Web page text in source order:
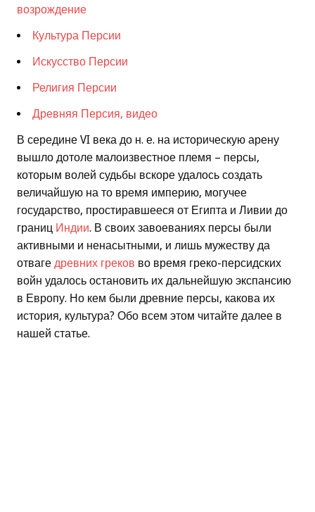
возрождение
Культура Персии
Искусство Персии
Религия Персии
Древняя Персия, видео
В середине VI века до н. е. на историческую арену
вышло дотоле малоизвестное племя – персы,
которым волей судьбы вскоре удалось создать
величайшую на то время империю, могучее
государство, простиравшееся от Египта и Ливии до
границ Индии. В своих завоеваниях персы были
активными и ненасытными, и лишь мужеству да
отваге древних греков во время греко-персидских
войн удалось остановить их дальнейшую экспансию
в Европу. Но кем были древние персы, какова их
история, культура? Обо всем этом читайте далее в
нашей статье.